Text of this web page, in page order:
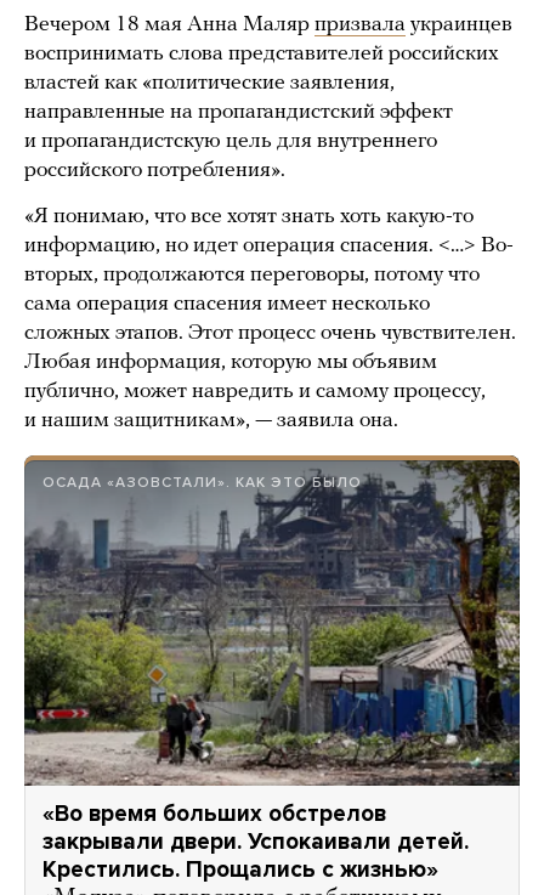
Вечером 18 мая Анна Маляр призвала украинцев
воспринимать слова представителей российских
властей как «политические заявления,
направленные на пропагандистский эффект
и пропагандистскую цель для внутреннего
российского потребления».
«Я понимаю, что все хотят знать хоть какую-то
информацию, но идет операция спасения. <…> Во-
вторых, продолжаются переговоры, потому что
сама операция спасения имеет несколько
сложных этапов. Этот процесс очень чувствителен.
Любая информация, которую мы объявим
публично, может навредить и самому процессу,
и нашим защитникам», — заявила она.
ОСАДА «АЗОВСТАЛИ». КАК ЭТО БЫЛО
«Во время больших обстрелов
закрывали двери. Успокаивали детей.
Крестились. Прощались с жизнью»